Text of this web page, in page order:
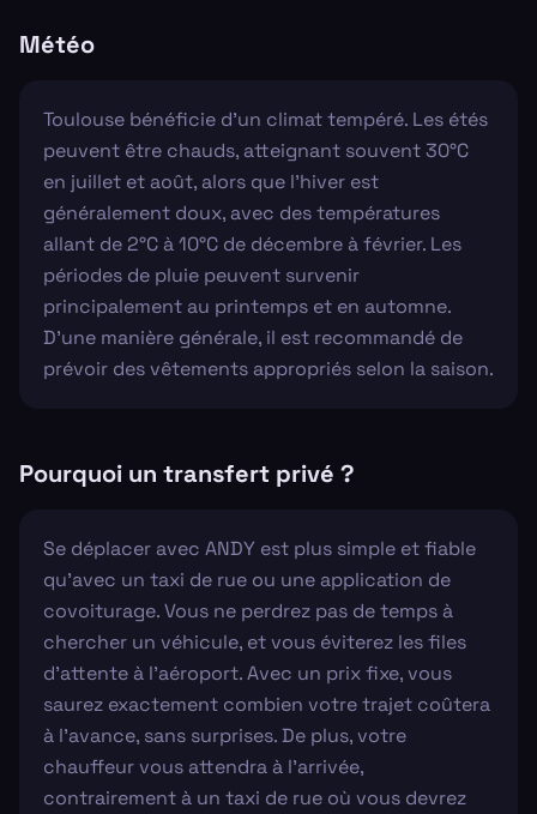
Météo
Toulouse bénéficie d'un climat tempéré. Les étés
peuvent être chauds, atteignant souvent 30°C
en juillet et août, alors que l'hiver est
généralement doux, avec des températures
allant de 2°C à 10°C de décembre à février. Les
périodes de pluie peuvent survenir
principalement au printemps et en automne.
D'une manière générale, il est recommandé de
prévoir des vêtements appropriés selon la saison.
Pourquoi un transfert privé ?
Se déplacer avec ANDY est plus simple et fiable
qu'avec un taxi de rue ou une application de
covoiturage. Vous ne perdrez pas de temps à
chercher un véhicule, et vous éviterez les files
d'attente à l'aéroport. Avec un prix fixe, vous
saurez exactement combien votre trajet coûtera
à l'avance, sans surprises. De plus, votre
chauffeur vous attendra à l'arrivée,
contrairement à un taxi de rue où vous devrez